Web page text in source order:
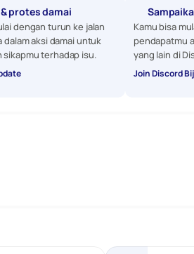
protes damai
dengan turun ke jalan
aksi damai untuk
sikapmu terhadap isu.
Kamu bisa
pendapatmu
yang lain di
Join Discord